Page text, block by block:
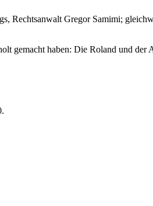
Rechtsanwalt Gregor Samimi;
gemacht haben: Die Roland und der